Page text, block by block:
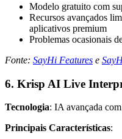
Modelo gratuito com
Recursos avançados
aplicativos premium
Problemas ocasionais
Fonte: SayHi Features e
6. Krisp AI Live
Tecnologia: IA avançada
Principais Características: